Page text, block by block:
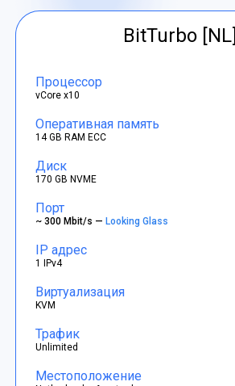
BitTurbo [NL]
Процессор
vCore x10
Оперативная память
14 GB RAM ECC
Диск
170 GB NVME
Порт
~ 300 Mbit/s —Looking Glass
IP адрес
1 IPv4
Виртуализация
KVM
Трафик
Unlimited
Местоположение